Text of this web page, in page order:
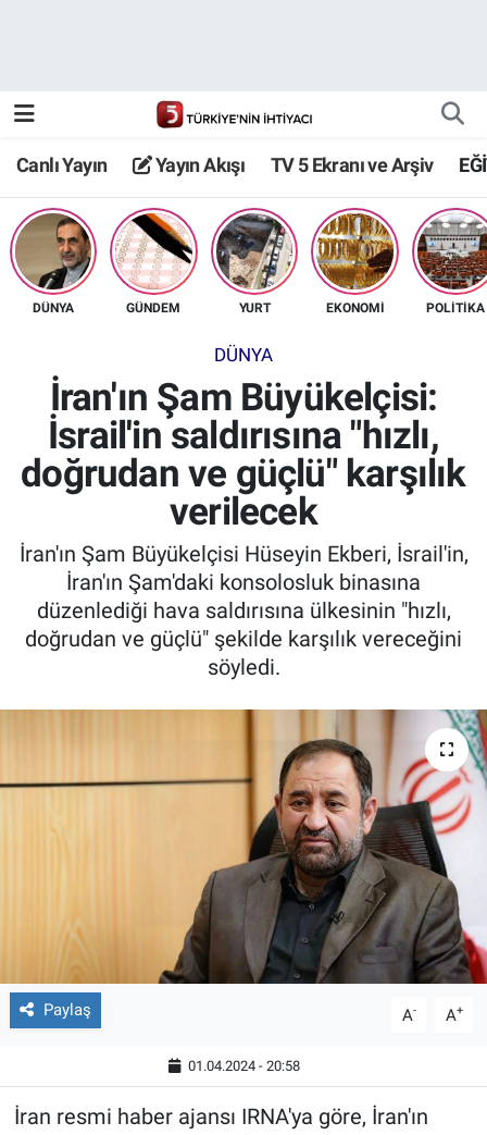
Canlı Yayın Yayın Akışı TV 5 Ekranı ve Arşiv
DÜNYA GÜNDEM YURT EKONOMİ POLİTİKA
DÜNYA
İran'ın Şam Büyükelçisi:
İsrail'in saldırısına "hızlı,
doğrudan ve güçlü" karşılık
verilecek
İran'ın Şam Büyükelçisi Hüseyin Ekberi, İsrail'in,
İran'ın Şam'daki konsolosluk binasına
düzenlediği hava saldırısına ülkesinin "hızlı,
doğrudan ve güçlü" şekilde karşılık vereceğini
söyledi.
Paylaş A- A+
01.04.2024 - 20:58
İran resmi haber ajansı IRNA'ya göre, İran'ın
TV 5 Ekranı ve Arşiv